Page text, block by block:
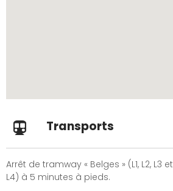
Transports
Arrêt de tramway « Belges » (L1, L2, L3 et
L4) à 5 minutes à pieds.